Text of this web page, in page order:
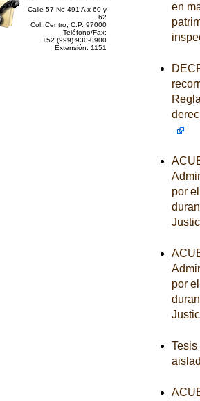
Calle 57 No 491 A x 60 y
62
Col. Centro, C.P. 97000
Teléfono/Fax:
+52 (999) 930-0900
Extensión: 1151
en
por
por